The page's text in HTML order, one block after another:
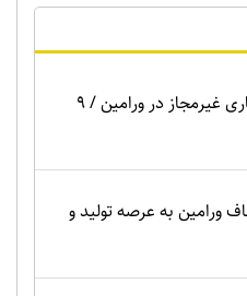
پلمپ دو عطاری غیرمجاز در ورامین / ۹
ورامین به عرصه تولید و